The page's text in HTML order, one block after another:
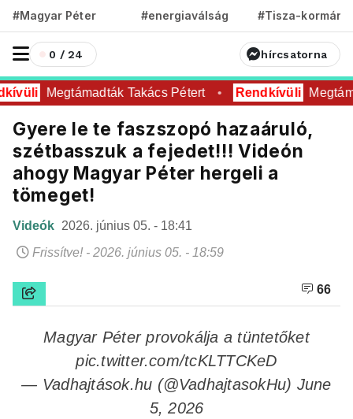
#Magyar Péter #energiaválság #Tisza-kormány
0 / 24 hírcsatorna
Megtámadták Takács Pétert Rendkívüli
Gyere le te faszszopó hazaáruló,
szétbasszuk a fejedet!!! Videón
ahogy Magyar Péter hergeli a
tömeget!
Videók 2026. június 05. - 18:41
Frissítve! - 2026. június 05. - 18:59
66
Magyar Péter provokálja a tüntetőket
pic.twitter.com/tcKLTTCKeD
— Vadhajtások.hu (@VadhajtasokHu) June
5, 2026